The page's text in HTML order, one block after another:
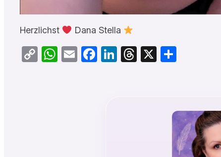
Herzlichst Dana Stella
CopyWhatsApp
EmailFacebook
LinkedIn
Threads
X